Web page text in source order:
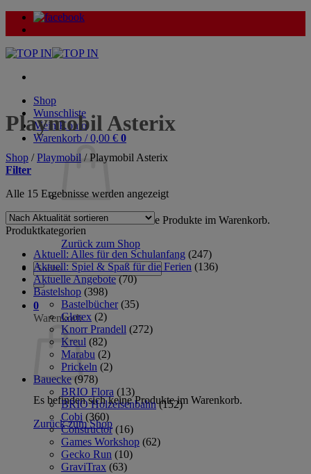
Zum
Inhalt
Shop
Wunschliste
Mein Konto
Warenkorb /0,00 € 0
Es befinden sich keine Produkte im Warenkorb.
Zurück zum Shop
Suche
nach:
0
Warenkorb
Es befinden sich keine Produkte im Warenkorb.
Zurück zum Shop
Playmobil Asterix
Shop / Playmobil /Playmobil Asterix
Filter
Alle 15 Ergebnisse werden angezeigtNach
sortiert
Produktkategorien
Aktuell: Alles für den Schulanfang (247)
Aktuell: Spiel & Spaß für die Ferien (136)
Aktuelle Angebote (70)
Bastelshop (398)
Bastelbücher (35)
Glorex (2)
Knorr Prandell (272)
Kreul (82)
Marabu (2)
Prickeln (2)
Bauecke (978)
BRIO Flora (13)
BRIO Holzeisenbahn (152)
Cobi (360)
Constructor (16)
Games Workshop (62)
Gecko Run (10)
GraviTrax (63)